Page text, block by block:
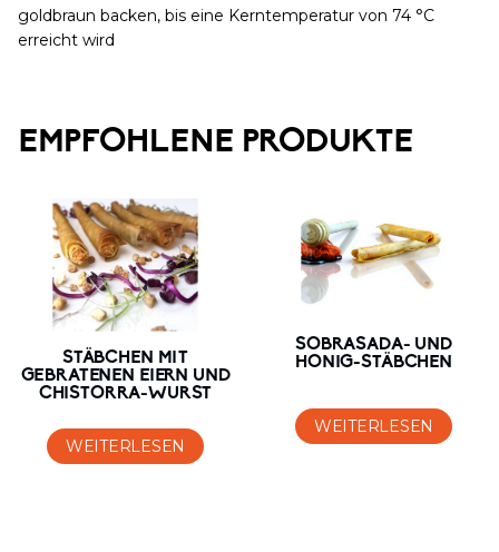
goldbraun backen, bis eine Kerntemperatur von 74 °C
erreicht wird
EMPFOHLENE PRODUKTE
STÄBCHEN MIT
GEBRATENEN EIERN UND
CHISTORRA-WURST
WEITERLESEN
SOBRASADA- UND
HONIG-STÄBCHEN
WEITERLESEN